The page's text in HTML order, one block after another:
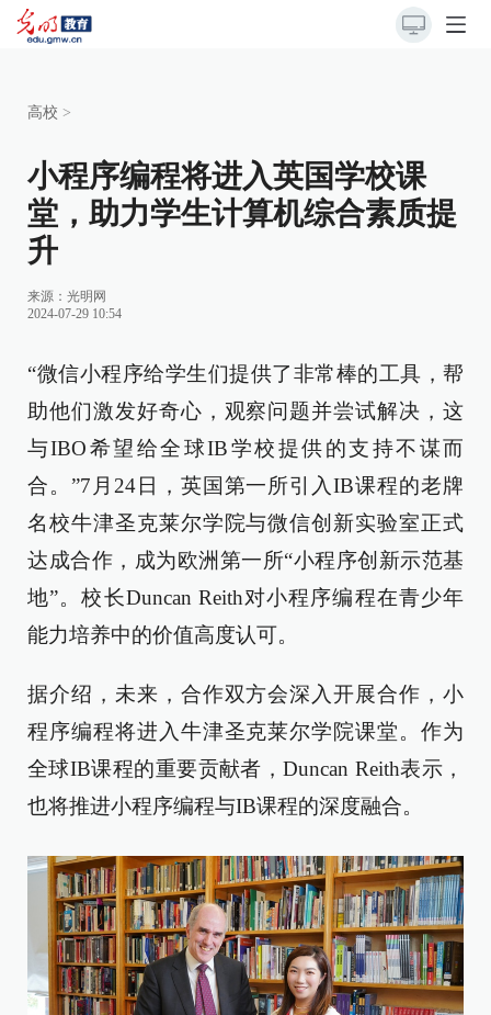
高校 >
小程序编程将进入英国学校课
堂，助力学生计算机综合素质提
升
来源： 光明网
2024-07-29 10:54
“微信小程序给学生们提供了非常棒的工具，帮
助他们激发好奇心，观察问题并尝试解决，这
与IBO希望给全球IB学校提供的支持不谋而
合。”7月24日，英国第一所引入IB课程的老牌
名校牛津圣克莱尔学院与微信创新实验室正式
达成合作，成为欧洲第一所“小程序创新示范基
地”。校长Duncan Reith对小程序编程在青少年
能力培养中的价值高度认可。
据介绍，未来，合作双方会深入开展合作，小
程序编程将进入牛津圣克莱尔学院课堂。作为
全球IB课程的重要贡献者，Duncan Reith表示，
也将推进小程序编程与IB课程的深度融合。